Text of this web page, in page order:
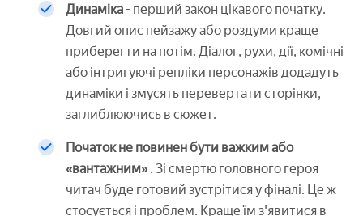
Динаміка - перший закон цікавого початку.
Довгий опис пейзажу або роздуми краще
приберегти на потім. Діалог, рухи, дії, комічні
або інтригуючі репліки персонажів додадуть
динаміки і змусять перевертати сторінки,
заглиблюючись в сюжет.
Початок не повинен бути важким або
«вантажним» . Зі смертю головного героя
читач буде готовий зустрітися у фіналі. Це ж
стосується і проблем. Краще їм з'явитися в